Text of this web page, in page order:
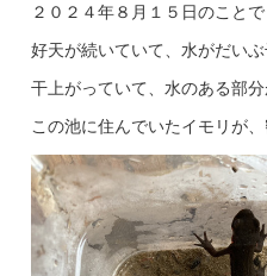
２０２４年８月１５日のことで
好天が続いていて、水がだいぶ
干上がっていて、水のある部分
この池に住んでいたイモリが